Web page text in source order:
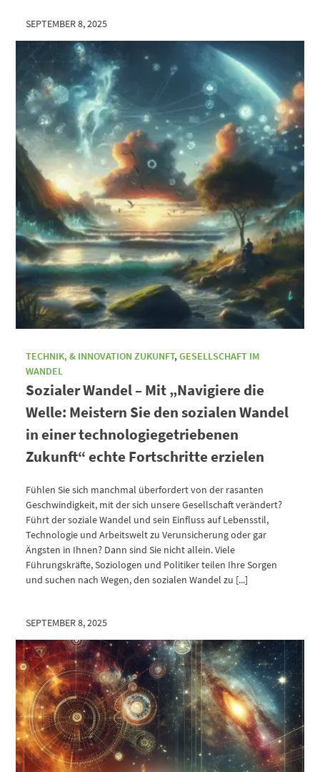
SEPTEMBER 8, 2025
TECHNIK, & INNOVATION ZUKUNFT,GESELLSCHAFT IM
WANDEL
Sozialer Wandel – Mit „Navigiere die
Welle: Meistern Sie den sozialen Wandel
in einer technologiegetriebenen
Zukunft“ echte Fortschritte erzielen
Fühlen Sie sich manchmal überfordert von der rasanten
Geschwindigkeit, mit der sich unsere Gesellschaft verändert?
Führt der soziale Wandel und sein Einfluss auf Lebensstil,
Technologie und Arbeitswelt zu Verunsicherung oder gar
Ängsten in Ihnen? Dann sind Sie nicht allein. Viele
Führungskräfte, Soziologen und Politiker teilen Ihre Sorgen
und suchen nach Wegen, den sozialen Wandel zu [...]
SEPTEMBER 8, 2025